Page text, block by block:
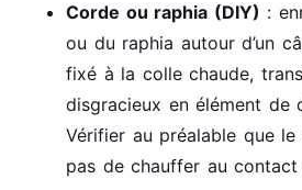
Corde ou raphia (DIY) :
ou du raphia autour d’un
fixé à la colle chaude,
disgracieux en élément de
Vérifier au préalable que
pas de chauffer au